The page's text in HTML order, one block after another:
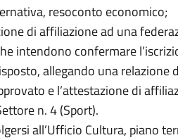
resoconto economico;
di affiliazione ad una
intendono confermare
allegando una relazione
e l’attestazione di
n. 4 (Sport).
all’Ufficio Cultura, piano